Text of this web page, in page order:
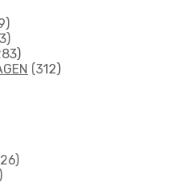
(312)